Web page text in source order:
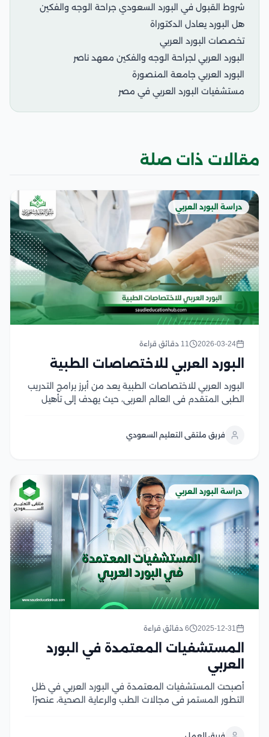
شروط القبول في البورد السعودي جراحة الوجه والفكين
هل البورد يعادل الدكتوراة
تخصصات البورد العربي
البورد العربي لجراحة الوجه والفكين معهد ناصر
البورد العربي جامعة المنصورة
مستشفيات البورد العربي في مصر
مقالات ذات صلة
دراسة البورد العربي
2026-03-24 11 دقائق قراءة
البورد العربي للاختصاصات الطبية
البورد العربي للاختصاصات الطبية يعد من أبرز برامج التدريب
الطبي المتقدم في العالم العربي، حيث يهدف إلى تأهيل
تدريبية متكاملة تجمع بين الدراسة النظرية والتدريب
فريق ملتقى التعليم السعودي
دراسة البورد العربي
2025-12-31 6 دقائق قراءة
المستشفيات المعتمدة في البورد
العربي
أصبحت المستشفيات المعتمدة في البورد العربي في ظل
التطور المستمر في مجالات الطب والرعاية الصحية، عنصرًا